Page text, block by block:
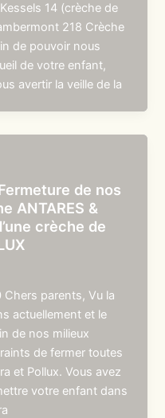
14 (crèche de
218 Crèche
de pouvoir nous
de votre enfant,
avertir la veille de la
de nos
ANTARES &
crèche de
parents, Vu la
actuellement et le
de nos milieux
de fermer toutes
et Pollux. Vous avez
votre enfant dans